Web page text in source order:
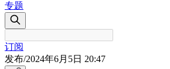
专题
订阅
发布/2024年6月5日 20:47